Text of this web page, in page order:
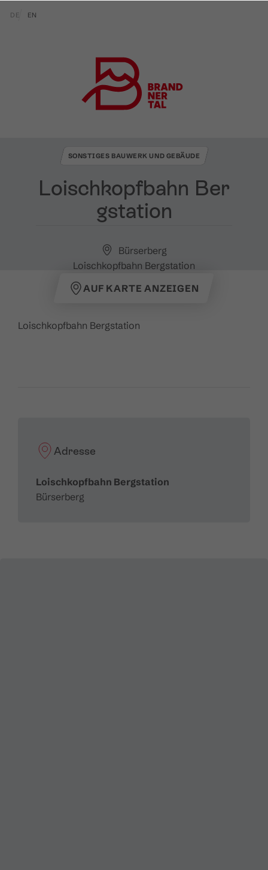
Translations of this page
DE EN
Loischkopfbahn Ber
gstation
SONSTIGES BAUWERK UND GEBÄUDE
Bürserberg
Loischkopfbahn Bergstation
AUF KARTE ANZEIGEN
Loischkopfbahn Bergstation
Adresse
Loischkopfbahn Bergstation
Bürserberg